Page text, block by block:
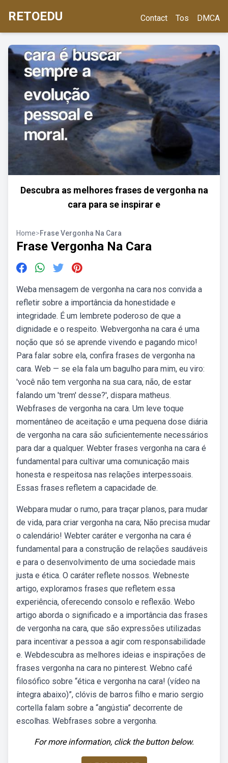
RETOEDU Contact Tos DMCA
Descubra as melhores frases de vergonha na
cara para se inspirar e
Home>Frase Vergonha Na Cara
Frase Vergonha Na Cara
Weba mensagem de vergonha na cara nos convida a
refletir sobre a importância da honestidade e
integridade. É um lembrete poderoso de que a
dignidade e o respeito. Webvergonha na cara é uma
noção que só se aprende vivendo e pagando mico!
Para falar sobre ela, confira frases de vergonha na
cara. Web — se ela fala um bagulho para mim, eu viro:
'você não tem vergonha na sua cara, não, de estar
falando um 'trem' desse?', dispara matheus.
Webfrases de vergonha na cara. Um leve toque
momentâneo de aceitação e uma pequena dose diária
de vergonha na cara são suficientemente necessários
para dar a qualquer. Webter frases vergonha na cara é
fundamental para cultivar uma comunicação mais
honesta e respeitosa nas relações interpessoais.
Essas frases refletem a capacidade de.
Webpara mudar o rumo, para traçar planos, para mudar
de vida, para criar vergonha na cara; Não precisa mudar
o calendário! Webter caráter e vergonha na cara é
fundamental para a construção de relações saudáveis
e para o desenvolvimento de uma sociedade mais
justa e ética. O caráter reflete nossos. Webneste
artigo, exploramos frases que refletem essa
experiência, oferecendo consolo e reflexão. Webo
artigo aborda o significado e a importância das frases
de vergonha na cara, que são expressões utilizadas
para incentivar a pessoa a agir com responsabilidade
e. Webdescubra as melhores ideias e inspirações de
frases vergonha na cara no pinterest. Webno café
filosófico sobre “ética e vergonha na cara! (vídeo na
íntegra abaixo)”, clóvis de barros filho e mario sergio
cortella falam sobre a “angústia” decorrente de
escolhas. Webfrases sobre a vergonha.
For more information, click the button below.